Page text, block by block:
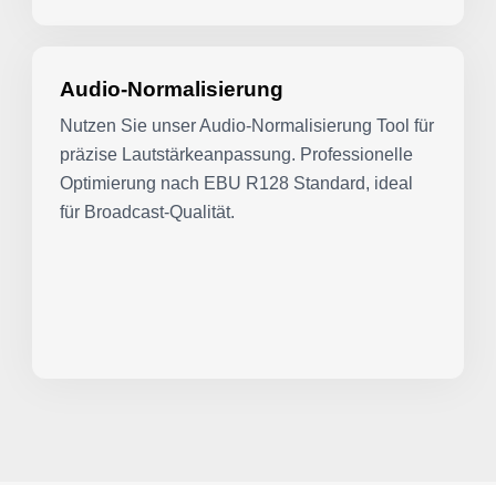
Audio-Normalisierung
Nutzen Sie unser Audio-Normalisierung Tool für
präzise Lautstärkeanpassung. Professionelle
Optimierung nach EBU R128 Standard, ideal
für Broadcast-Qualität.